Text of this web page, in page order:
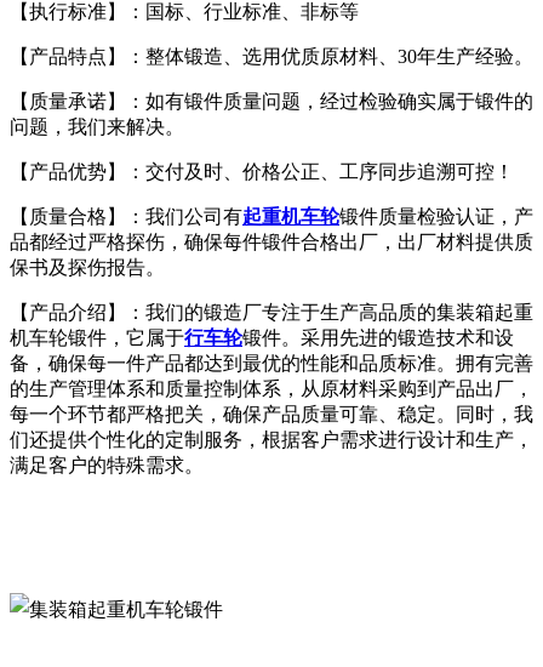
【执行标准】：国标、行业标准、非标等
【产品特点】：整体锻造、选用优质原材料、30年生产经验。
【质量承诺】：如有锻件质量问题，经过检验确实属于锻件的
问题，我们来解决。
【产品优势】：交付及时、价格公正、工序同步追溯可控！
【质量合格】：我们公司有起重机车轮锻件质量检验认证，产
品都经过严格探伤，确保每件锻件合格出厂，出厂材料提供质
保书及探伤报告。
【产品介绍】：我们的锻造厂专注于生产高品质的集装箱起重
机车轮锻件，它属于行车轮锻件。采用先进的锻造技术和设
备，确保每一件产品都达到最优的性能和品质标准。拥有完善
的生产管理体系和质量控制体系，从原材料采购到产品出厂，
每一个环节都严格把关，确保产品质量可靠、稳定。同时，我
们还提供个性化的定制服务，根据客户需求进行设计和生产，
满足客户的特殊需求。